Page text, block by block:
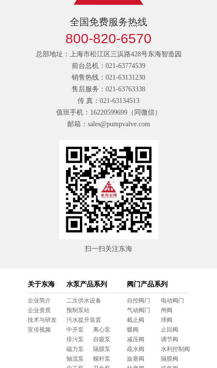
全国免费服务热线
800-820-6570
总部地址：上海市松江区三浜路428号东海智造园
前台总机：021-63774539
销售热线：021-63131230
售后服务：021-63763338
传 真：021-63134513
值班手机：16220599699（同微信）
邮箱：sales@pumpvalve.com
扫一扫关注东海
关于东海
企业简介
企业资质
技术与研发
宣传视频
水泵产品系列
二次供水设备
预制泵站
污水提升装置
中开泵
离心泵
排污泵
自吸泵
磁力泵
隔膜泵
轴流泵
螺杆泵
阀门产品系列
自控阀门
电动阀门
气动阀门
闸阀
截止阀
球阀
蝶阀
止回阀
减压阀
调节阀
疏水阀
水利控制阀
旋塞阀
隔膜阀